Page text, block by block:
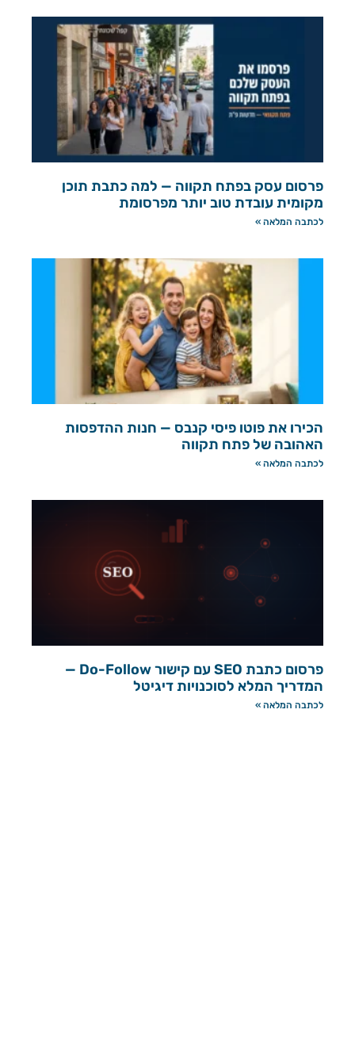
פרסום עסק בפתח תקווה — למה כתבת תוכן
מקומית עובדת טוב יותר מפרסומת
לכתבה המלאה »
הכירו את פוטו פיסי קנבס — חנות ההדפסות
האהובה של פתח תקווה
לכתבה המלאה »
פרסום כתבת SEO עם קישור Do-Follow —
המדריך המלא לסוכנויות דיגיטל
לכתבה המלאה »